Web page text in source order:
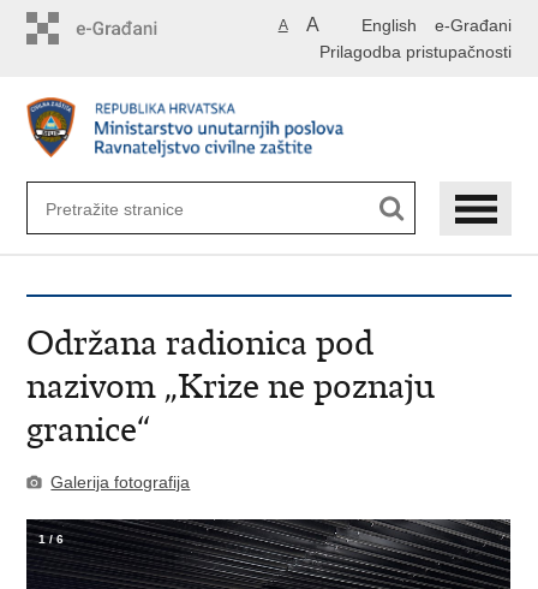
English e-Građani
A A
Prilagodba pristupačnosti
Održana radionica pod
nazivom „Krize ne poznaju
granice“
Galerija fotografija
1/6